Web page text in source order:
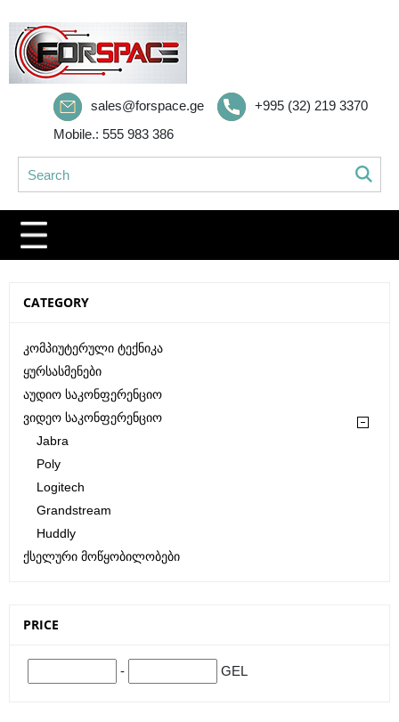
sales@forspace.ge
+995 (32) 219 3370
Mobile.: 555 983 386
CATEGORY
Კომპიუტერული Ტექნიკა
Ყურსასმენები
Აუდიო Საკონფერენციო
Ვიდეო Საკონფერენციო
Jabra
Poly
Logitech
Grandstream
Huddly
Ქსელური Მოწყობილობები
PRICE
- GEL